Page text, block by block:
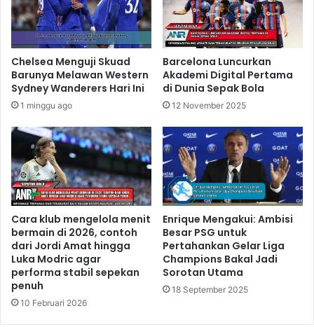
Chelsea Menguji Skuad
Barunya Melawan Western
Sydney Wanderers Hari Ini
1 minggu ago
Barcelona Luncurkan
Akademi Digital Pertama
di Dunia Sepak Bola
12 November 2025
Cara klub mengelola menit
bermain di 2026, contoh
dari Jordi Amat hingga
Luka Modric agar
performa stabil sepekan
penuh
10 Februari 2026
Enrique Mengakui: Ambisi
Besar PSG untuk
Pertahankan Gelar Liga
Champions Bakal Jadi
Sorotan Utama
18 September 2025